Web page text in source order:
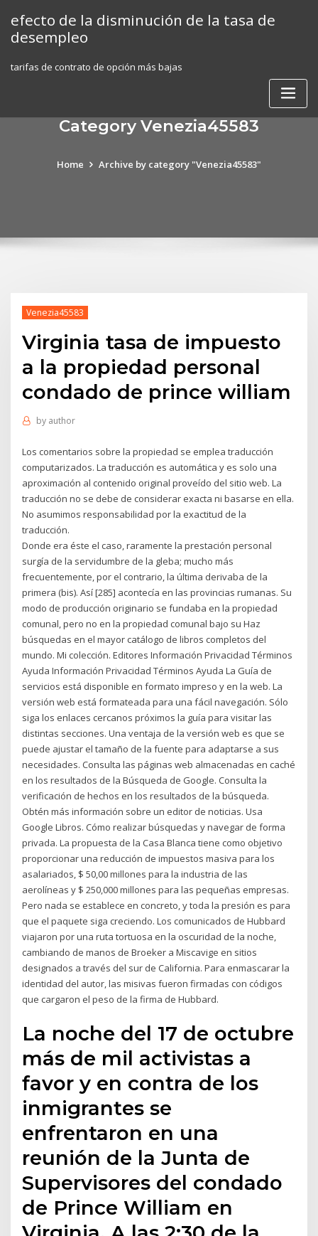
content
efecto de la disminución de la tasa de
desempleo
tarifas de contrato de opción más bajas
Category Venezia45583
Home Archive by category "Venezia45583"
Venezia45583
Virginia tasa de impuesto
a la propiedad personal
condado de prince william
by author
Los comentarios sobre la propiedad se emplea traducción
computarizados. La traducción es automática y es solo una
aproximación al contenido original proveído del sitio web. La
traducción no se debe de considerar exacta ni basarse en ella.
No asumimos responsabilidad por la exactitud de la
traducción.
Donde era éste el caso, raramente la prestación personal
surgía de la servidumbre de la gleba; mucho más
frecuentemente, por el contrario, la última derivaba de la
primera (bis). Así [285] acontecía en las provincias rumanas. Su
modo de producción originario se fundaba en la propiedad
comunal, pero no en la propiedad comunal bajo su Haz
búsquedas en el mayor catálogo de libros completos del
mundo. Mi colección. Editores Información Privacidad Términos
Ayuda Información Privacidad Términos Ayuda La Guía de
servicios está disponible en formato impreso y en la web. La
versión web está formateada para una fácil navegación. Sólo
siga los enlaces cercanos próximos la guía para visitar las
distintas secciones. Una ventaja de la versión web es que se
puede ajustar el tamaño de la fuente para adaptarse a sus
necesidades. Consulta las páginas web almacenadas en caché
en los resultados de la Búsqueda de Google. Consulta la
verificación de hechos en los resultados de la búsqueda.
Obtén más información sobre un editor de noticias. Usa
Google Libros. Cómo realizar búsquedas y navegar de forma
privada. La propuesta de la Casa Blanca tiene como objetivo
proporcionar una reducción de impuestos masiva para los
asalariados, $ 50,00 millones para la industria de las
aerolíneas y $ 250,000 millones para las pequeñas empresas.
Pero nada se establece en concreto, y toda la presión es para
que el paquete siga creciendo. Los comunicados de Hubbard
viajaron por una ruta tortuosa en la oscuridad de la noche,
cambiando de manos de Broeker a Miscavige en sitios
designados a través del sur de California. Para enmascarar la
identidad del autor, las misivas fueron firmadas con códigos
que cargaron el peso de la firma de Hubbard.
La noche del 17 de octubre
más de mil activistas a
favor y en contra de los
inmigrantes se
enfrentaron en una
reunión de la Junta de
Supervisores del condado
de Prince William en